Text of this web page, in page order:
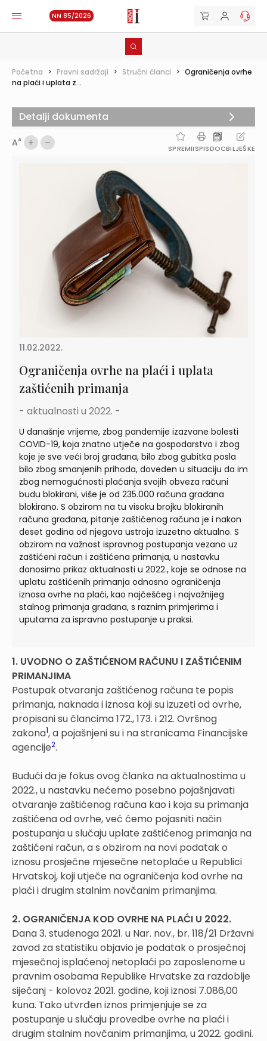
NN 85/2026
Početna > Pravni sadržaji > Stručni članci > Ograničenja ovrhe
na plaći i uplata z...
AA
SPREMIISPISDOCBILJEŠKE
11.02.2022.
Ograničenja ovrhe na plaći i uplata
zaštićenih primanja
- aktualnosti u 2022. -
U današnje vrijeme, zbog pandemije izazvane bolesti
COVID-19, koja znatno utječe na gospodarstvo i zbog
koje je sve veći broj građana, bilo zbog gubitka posla
bilo zbog smanjenih prihoda, doveden u situaciju da im
zbog nemogućnosti plaćanja svojih obveza računi
budu blokirani, više je od 235.000 računa građana
blokirano. S obzirom na tu visoku brojku blokiranih
računa građana, pitanje zaštićenog računa je i nakon
deset godina od njegova ustroja izuzetno aktualno. S
obzirom na važnost ispravnog postupanja vezano uz
zaštićeni račun i zaštićena primanja, u nastavku
donosimo prikaz aktualnosti u 2022., koje se odnose na
uplatu zaštićenih primanja odnosno ograničenja
iznosa ovrhe na plaći, kao najčešćeg i najvažnijeg
stalnog primanja građana, s raznim primjerima i
uputama za ispravno postupanje u praksi.
1. UVODNO O ZAŠTIĆENOM RAČUNU I ZAŠTIĆENIM
PRIMANJIMA
Postupak otvaranja zaštićenog računa te popis
primanja, naknada i iznosa koji su izuzeti od ovrhe,
propisani su člancima 172., 173. i 212. Ovršnog
zakona1, a pojašnjeni su i na stranicama Financijske
agencije2.
Budući da je fokus ovog članka na aktualnostima u
2022., u nastavku nećemo posebno pojašnjavati
otvaranje zaštićenog računa kao i koja su primanja
zaštićena od ovrhe, već ćemo pojasniti način
postupanja u slučaju uplate zaštićenog primanja na
zaštićeni račun, a s obzirom na novi podatak o
iznosu prosječne mjesečne netoplaće u Republici
Hrvatskoj, koji utječe na ograničenja kod ovrhe na
plaći i drugim stalnim novčanim primanjima.
2. OGRANIČENJA KOD OVRHE NA PLAĆI U 2022.
Dana 3. studenoga 2021. u Nar. nov., br. 118/21 Državni
zavod za statistiku objavio je podatak o prosječnoj
mjesečnoj isplaćenoj netoplaći po zaposlenome u
pravnim osobama Republike Hrvatske za razdoblje
siječanj - kolovoz 2021. godine, koji iznosi 7.086,00
kuna. Tako utvrđen iznos primjenjuje se za
postupanje u slučaju provedbe ovrhe na plaći i
drugim stalnim novčanim primanjima, u 2022. godini.
Detalji dokumenta